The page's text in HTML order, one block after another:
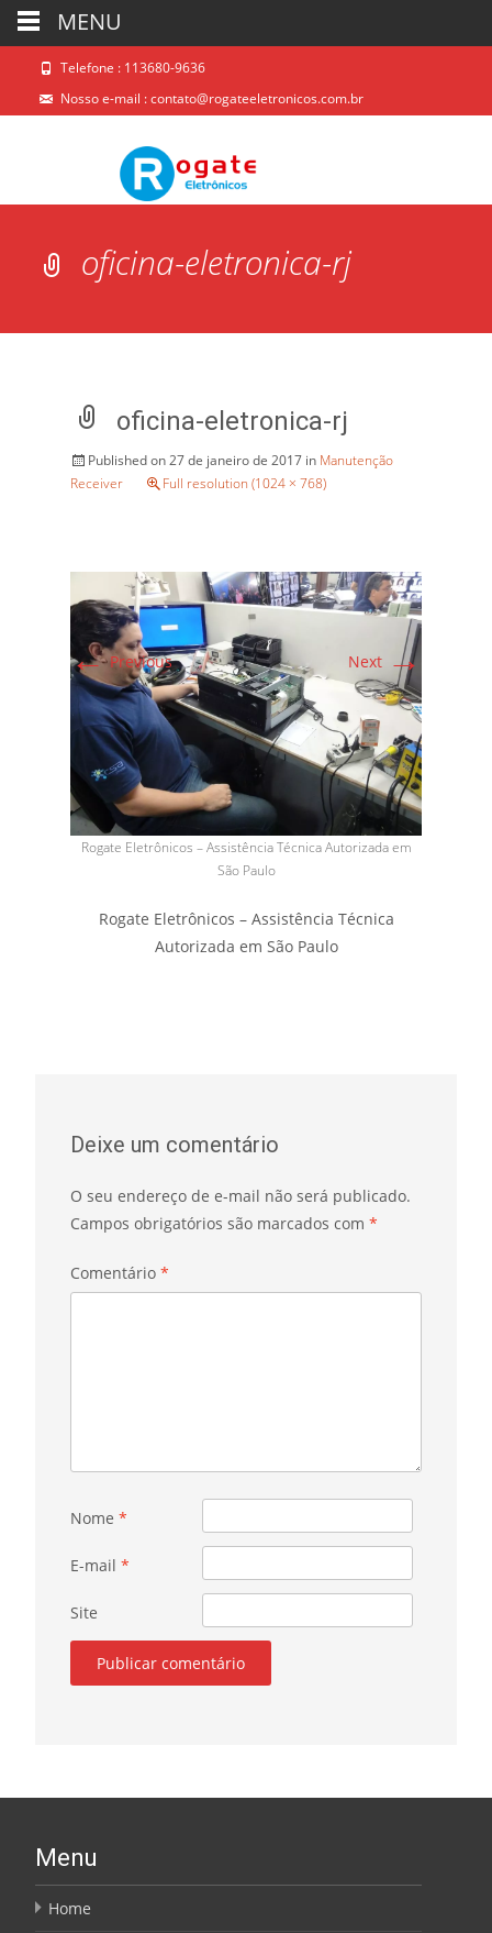
Telefone : 113680-9636
Nosso e-mail :contato@rogateeletronicos.com.br
oficina-eletronica-rj
oficina-eletronica-rj
Published on27 de janeiro de 2017 in Manutenção
Receiver
Full resolution (1024 × 768)
←Previous Next →
Rogate Eletrônicos – Assistência Técnica Autorizada em
São Paulo
Rogate Eletrônicos – Assistência Técnica
Autorizada em São Paulo
Deixe um comentário
O seu endereço de e-mail não será publicado.
Campos obrigatórios são marcados com *
Comentário *
Nome *
E-mail *
Site
Menu
Home
MENU